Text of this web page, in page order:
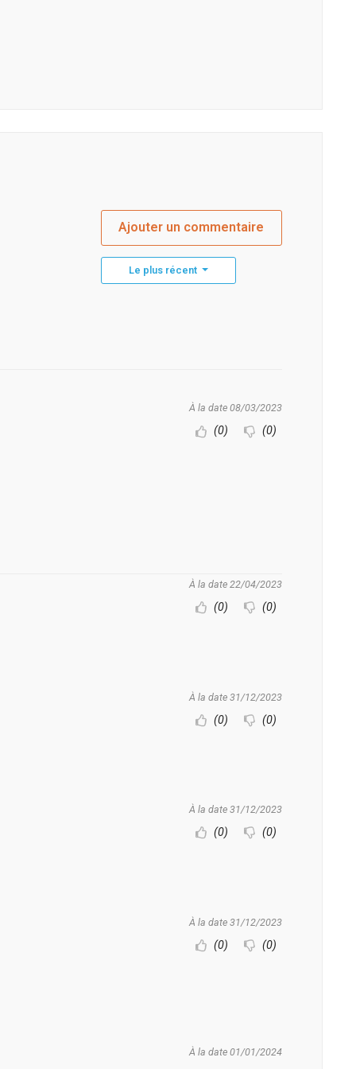
Ajouter un commentaire
Le plus récent
À la date 08/03/2023
(0) (0)
À la date 22/04/2023
(0) (0)
À la date 31/12/2023
(0) (0)
À la date 31/12/2023
(0) (0)
À la date 31/12/2023
(0) (0)
À la date 01/01/2024